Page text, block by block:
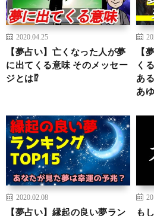
2020.04.25
【夢占い】亡くなった人が夢
に出てくる意味 そのメッセー
ジとは⁉
【
く
あ
あ
2020.02.08
【夢占い】縁起の良い夢ラン も